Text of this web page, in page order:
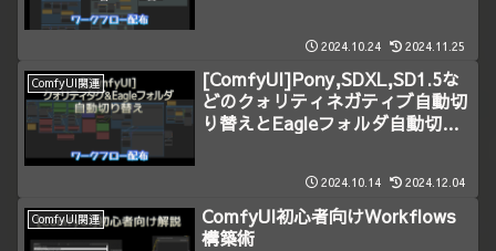
2024.10.24 2024.11.25
ComfyUI関連
[ComfyUI]Pony,SDXL,SD1.5な
どのクォリティネガティブ自動切
り替えとEagleフォルダ自動切り
2024.10.14 2024.12.04
ComfyUI関連
ComfyUI初心者向けWorkflows
構築術